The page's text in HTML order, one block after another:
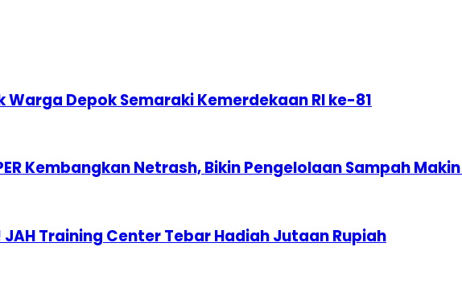
Warga Depok Semaraki Kemerdekaan RI ke-81
Kembangkan Netrash, Bikin Pengelolaan Sampah
Training Center Tebar Hadiah Jutaan Rupiah